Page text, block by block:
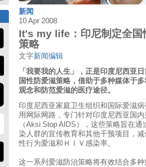
新闻
10 Apr 2008
It's my life：印尼制定全国
策略
文字新闻编辑
「我要我的人生」，正是印度尼西亚
国性防爱滋策略，借助于多种媒体于
观念和防范爱滋的医疗途径。
印度尼西亚家庭卫生组织和国际爱滋
用网际网路，专门针对印度尼西亚国
（Aksi Stop AIDS），这些策略旨在
染人群的宣传教育和其他干预项目，
性行为爱滋和ＨＩＶ感染率。
这一系列爱滋防治策略将有效结合多